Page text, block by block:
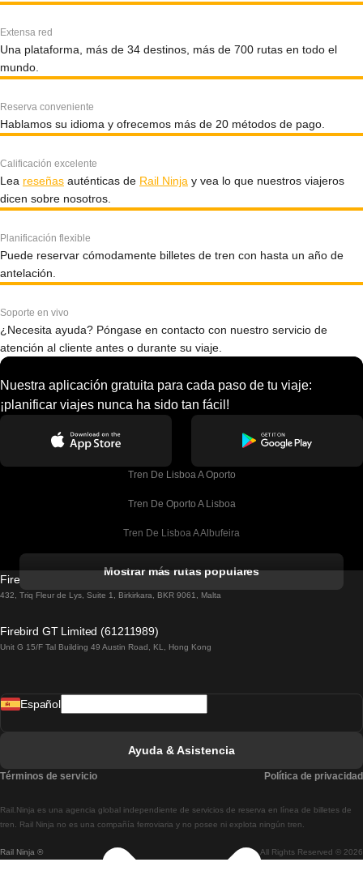
Extensa red
Una plataforma, más de 34 destinos, más de 700 rutas en todo el
mundo.
Reserva conveniente
Hablamos su idioma y ofrecemos más de 20 métodos de pago.
Calificación excelente
Lea reseñas auténticas de Rail Ninja y vea lo que nuestros viajeros
dicen sobre nosotros.
Planificación flexible
Puede reservar cómodamente billetes de tren con hasta un año de
antelación.
Soporte en vivo
¿Necesita ayuda? Póngase en contacto con nuestro servicio de
atención al cliente antes o durante su viaje.
Nuestra aplicación gratuita para cada paso de tu viaje:
¡planificar viajes nunca ha sido tan fácil!
Tren De Lisboa A Oporto
Tren De Oporto A Lisboa
Tren De Lisboa A Albufeira
Tren De Lisboa A Lagos
Tren De Lisboa A Madrid
Tren De Lisboa A Braga
Tren De Braga A Lisboa
Mostrar más rutas populares
Firebird GT Limited (OC 1451)
432, Triq Fleur de Lys, Suite 1, Birkirkara, BKR 9061, Malta
Firebird GT Limited (61211989)
Unit G 15/F Tal Building 49 Austin Road, KL, Hong Kong
Rail Ninja ® All Rights Reserved © 2026
Rail.Ninja es una agencia global independiente de servicios de reserva en línea de billetes de
tren. Rail Ninja no es una compañía ferroviaria y no posee ni explota ningún tren.
Español
Ayuda & Asistencia
Términos de servicio Política de privacidad